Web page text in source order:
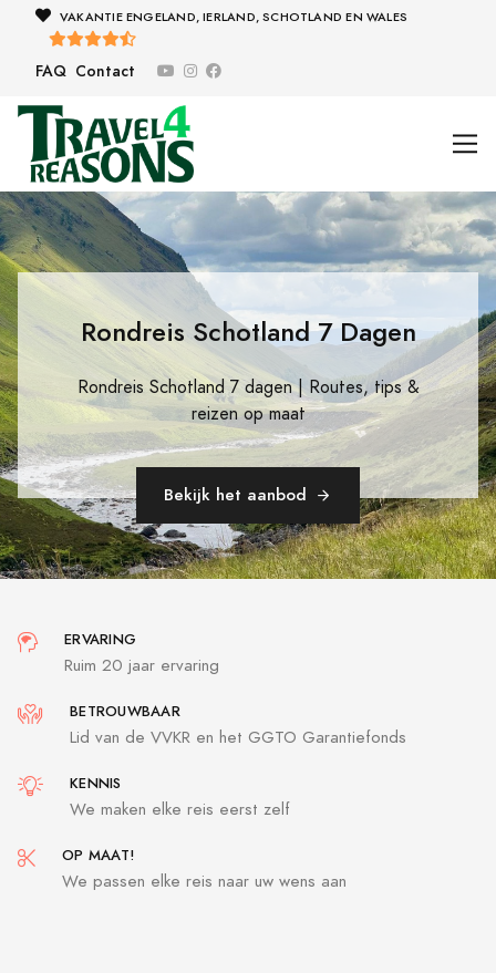
VAKANTIE ENGELAND, IERLAND, SCHOTLAND EN WALES
FAQ Contact
Rondreis Schotland 7 Dagen
Rondreis Schotland 7 dagen | Routes, tips &
reizen op maat
Bekijk het aanbod
ERVARING
Ruim 20 jaar ervaring
BETROUWBAAR
Lid van de VVKR en het GGTO Garantiefonds
KENNIS
We maken elke reis eerst zelf
OP MAAT!
We passen elke reis naar uw wens aan